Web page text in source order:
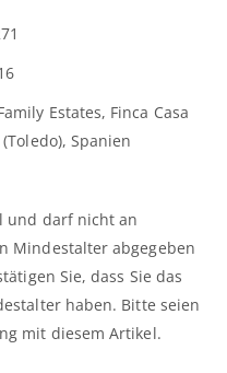
Estates, Finca Casa
Spanien
und darf nicht an
Mindestalter abgegeben
Sie, dass Sie das
haben. Bitte seien
mit diesem Artikel.